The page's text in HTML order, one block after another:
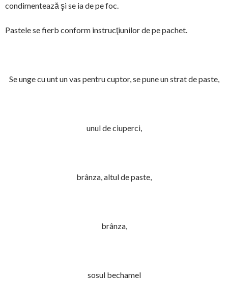
condimentează şi se ia de pe foc.
Pastele se fierb conform instrucţiunilor de pe pachet.
Se unge cu unt un vas pentru cuptor, se pune un strat de paste,
unul de ciuperci,
brânza, altul de paste,
brânza,
sosul bechamel